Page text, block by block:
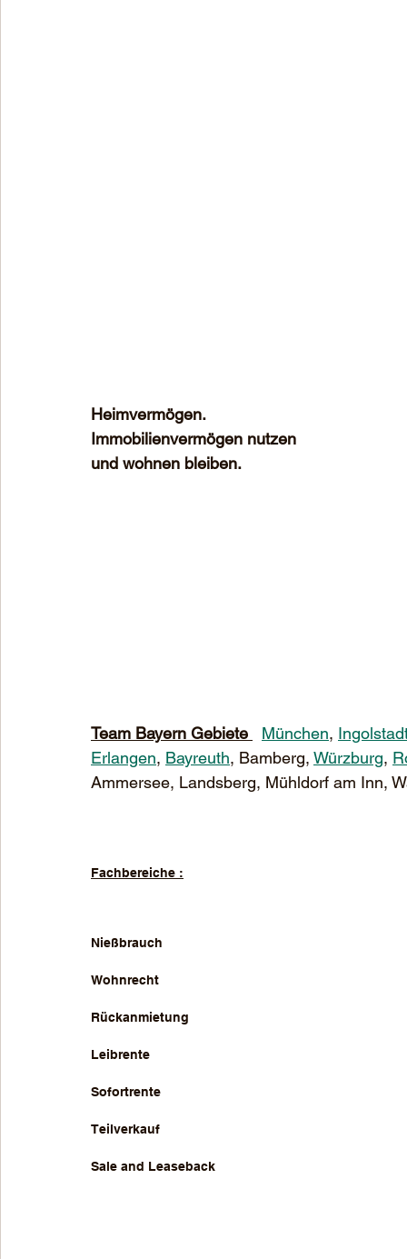
Heimvermögen.
Immobilienvermögen nutzen
und wohnen bleiben.
Team Bayern Gebiete München,
Erlangen, Bayreuth, Bamberg, Würzburg,
Ammersee, Landsberg, Mühldorf
Fachbereiche :
Nießbrauch
Wohnrecht
Rückanmietung
Leibrente
Sofortrente
Teilverkauf
Sale and Leaseback